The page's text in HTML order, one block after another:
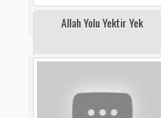
Allah Yolu Yektir Yek